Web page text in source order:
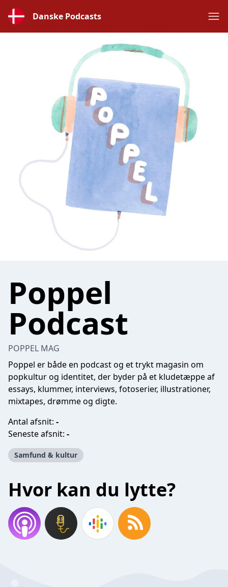
Danske Podcasts
Poppel
Podcast
POPPEL MAG
Poppel er både en podcast og et trykt magasin om
popkultur og identitet, der byder på et kludetæppe af
essays, klummer, interviews, fotoserier, illustrationer,
mixtapes, drømme og digte.
Antal afsnit: -
Seneste afsnit: -
Samfund & kultur
Hvor kan du lytte?